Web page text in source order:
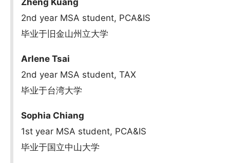
Zheng Kuang
2nd year MSA student, PCA&IS
毕业于旧金山州立大学
Arlene Tsai
2nd year MSA student, TAX
毕业于台湾大学
Sophia Chiang
1st year MSA student, PCA&IS
毕业于国立中山大学